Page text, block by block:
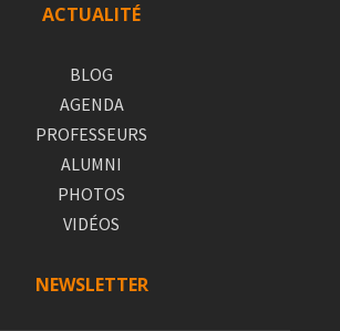
ACTUALITÉ
BLOG
AGENDA
PROFESSEURS
ALUMNI
PHOTOS
VIDÉOS
NEWSLETTER